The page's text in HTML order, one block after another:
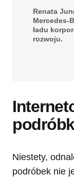
Renata
Mercedes-
ładu
rozwoju.
Niestety,
podróbek nie